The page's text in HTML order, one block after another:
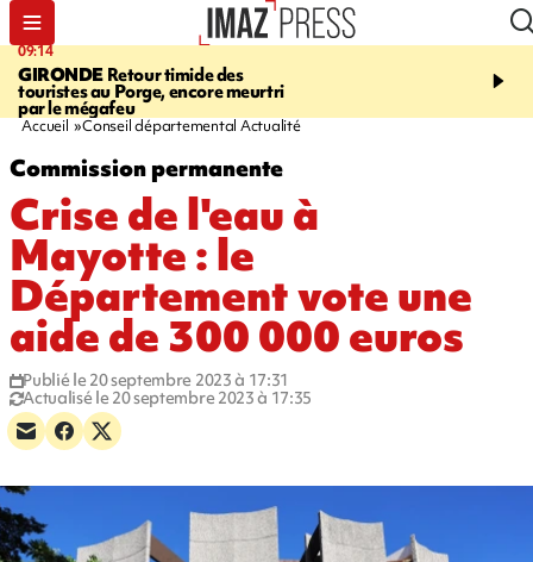
09:14
GIRONDE Retour timide des
touristes au Porge, encore meurtri
par le mégafeu
13:09
Des
font cinq morts en
Accueil Conseil départemental Actualité
Commission permanente
Crise de l'eau à
Mayotte : le
Département vote une
aide de 300 000 euros
Publié le 20 septembre 2023 à 17:31
Actualisé le 20 septembre 2023 à 17:35